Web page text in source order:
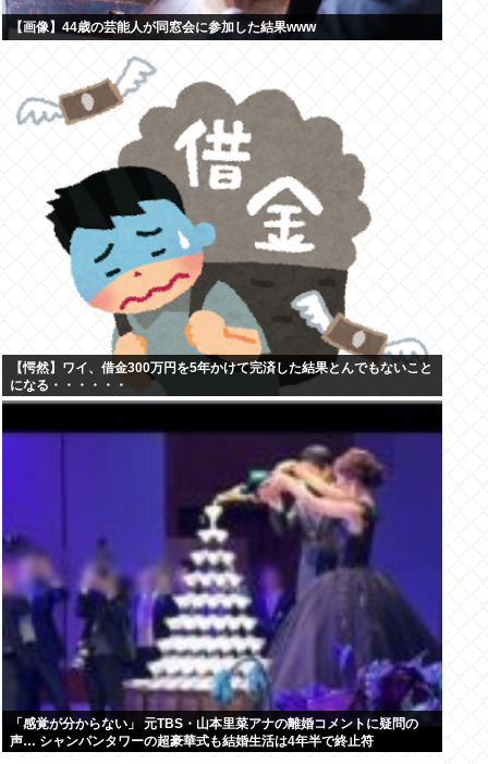
【画像】44歳の芸能人が同窓会に参加した結果www
【愕然】ワイ、借金300万円を5年かけて完済した結果とんでもないこと
になる・・・・・・
「感覚が分からない」 元TBS・山本里菜アナの離婚コメントに疑問の
声… シャンパンタワーの超豪華式も結婚生活は4年半で終止符